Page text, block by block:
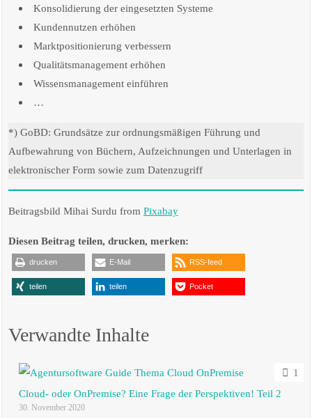
Konsolidierung der eingesetzten Systeme
Kundennutzen erhöhen
Marktpositionierung verbessern
Qualitätsmanagement erhöhen
Wissensmanagement einführen
…
*) GoBD: Grundsätze zur ordnungsmäßigen Führung und
Aufbewahrung von Büchern, Aufzeichnungen und Unterlagen in
elektronischer Form sowie zum Datenzugriff
Beitragsbild Mihai Surdu from Pixabay
Diesen Beitrag teilen, drucken, merken:
drucken E-Mail RSS-feed
teilen teilen Pocket
Verwandte Inhalte
1
Cloud- oder OnPremise? Eine Frage der Perspektiven! Teil 2
30. November 2020